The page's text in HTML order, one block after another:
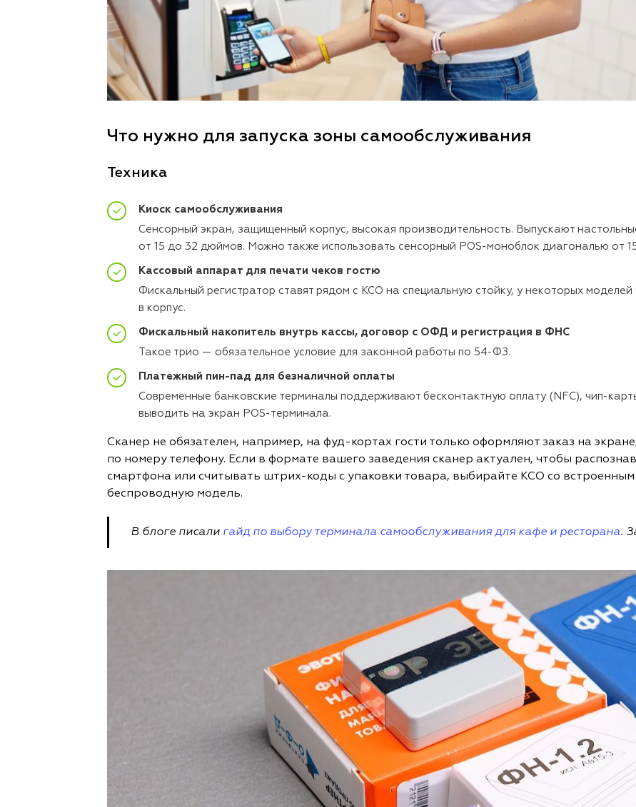
Что нужно для запуска зоны самообслуживания
Техника
Киоск самообслуживания
Сенсорный экран, защищенный корпус, высокая производительность. Выпускают
от 15 до 32 дюймов. Можно также использовать сенсорный POS-моноблок диагональю от
Кассовый аппарат для печати чеков гостю
Фискальный регистратор ставят рядом с КСО на специальную стойку, у некоторых
в корпус.
Фискальный накопитель внутрь кассы, договор с ОФД и регистрация в ФНС
Такое трио — обязательное условие для законной работы по 54-ФЗ.
Платежный пин-пад для безналичной оплаты
Современные банковские терминалы поддерживают бесконтактную оплату (NFC), чип-
выводить на экран POS-терминала.
Сканер не обязателен, например, на фуд-кортах гости только оформляют заказ на
по номеру телефону. Если в формате вашего заведения сканер актуален, чтобы
смартфона или считывать штрих-коды с упаковки товара, выбирайте КСО со
беспроводную модель.
В блоге писали гайд по выбору терминала самообслуживания для кафе и ресторана.